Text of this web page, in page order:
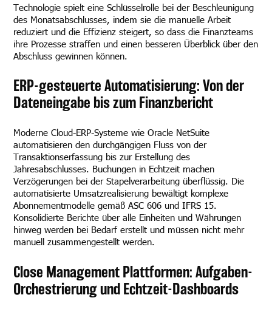
Technologie spielt eine Schlüsselrolle bei der Beschleunigung
des Monatsabschlusses, indem sie die manuelle Arbeit
reduziert und die Effizienz steigert, so dass die Finanzteams
ihre Prozesse straffen und einen besseren Überblick über den
Abschluss gewinnen können.
ERP-gesteuerte Automatisierung: Von der
Dateneingabe bis zum Finanzbericht
Moderne Cloud-ERP-Systeme wie Oracle NetSuite
automatisieren den durchgängigen Fluss von der
Transaktionserfassung bis zur Erstellung des
Jahresabschlusses. Buchungen in Echtzeit machen
Verzögerungen bei der Stapelverarbeitung überflüssig. Die
automatisierte Umsatzrealisierung bewältigt komplexe
Abonnementmodelle gemäß ASC 606 und IFRS 15.
Konsolidierte Berichte über alle Einheiten und Währungen
hinweg werden bei Bedarf erstellt und müssen nicht mehr
manuell zusammengestellt werden.
Close Management Plattformen: Aufgaben-
Orchestrierung und Echtzeit-Dashboards